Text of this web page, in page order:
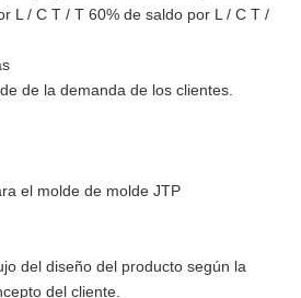
L / C T / T 60% de saldo por L / C T /
de la demanda de los clientes.
el molde de molde JTP
del diseño del producto según la
del cliente.